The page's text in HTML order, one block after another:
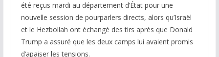
été reçus mardi au département d’État pour une
nouvelle session de pourparlers directs, alors qu’Israël
et le Hezbollah ont échangé des tirs après que Donald
Trump a assuré que les deux camps lui avaient promis
d’apaiser les tensions.